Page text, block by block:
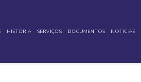
HISTÓRIA SERVIÇOS DOCUMENTOS NOTICIAS